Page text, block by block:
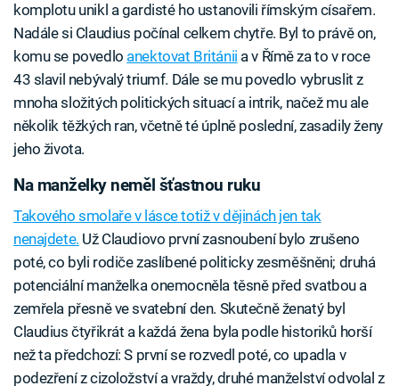
komplotu unikl a gardisté ho ustanovili římským císařem.
Nadále si Claudius počínal celkem chytře. Byl to právě on,
komu se povedlo anektovat Británii a v Římě za to v roce
43 slavil nebývalý triumf. Dále se mu povedlo vybruslit z
mnoha složitých politických situací a intrik, načež mu ale
několik těžkých ran, včetně té úplně poslední, zasadily ženy
jeho života.
Na manželky neměl šťastnou ruku
Takového smolaře v lásce totiž v dějinách jen tak
nenajdete. Už Claudiovo první zasnoubení bylo zrušeno
poté, co byli rodiče zaslíbené politicky zesměšněni; druhá
potenciální manželka onemocněla těsně před svatbou a
zemřela přesně ve svatební den. Skutečně ženatý byl
Claudius čtyřikrát a každá žena byla podle historiků horší
než ta předchozí: S první se rozvedl poté, co upadla v
podezření z cizoložství a vraždy, druhé manželství odvolal z